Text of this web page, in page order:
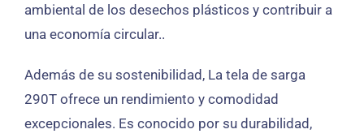
ambiental de los desechos plásticos y contribuir a
una economía circular..
Además de su sostenibilidad, La tela de sarga
290T ofrece un rendimiento y comodidad
excepcionales. Es conocido por su durabilidad,